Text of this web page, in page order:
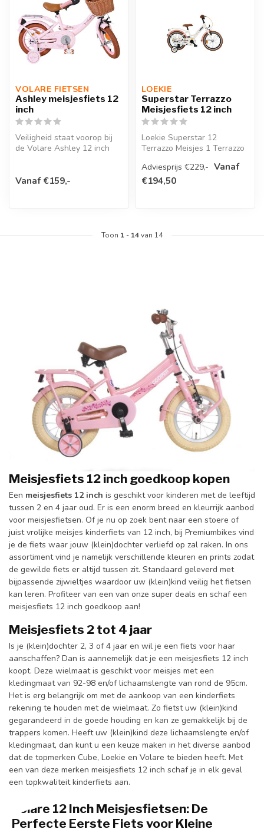
VOLARE FIETSEN
Ashley meisjesfiets 12
inch
Veiligheid staat voorop bij
de Volare Ashley 12 inch
Vanaf €159,-
LOEKIE
Superstar Terrazzo
Meisjesfiets 12 inch
Loekie Superstar 12
Terrazzo Meisjes 1 Terrazzo
Adviesprijs €229,- Vanaf
€194,50
Toon 1 - 14van 14
Meisjesfiets 12 inch goedkoop kopen
Een meisjesfiets 12 inch is geschikt voor kinderen met de leeftijd
tussen 2 en 4 jaar oud. Er is een enorm breed en kleurrijk aanbod
voor meisjesfietsen. Of je nu op zoek bent naar een stoere of
juist vrolijke meisjes kinderfiets van 12 inch, bij Premiumbikes vind
je de fiets waar jouw (klein)dochter verliefd op zal raken. In ons
assortiment vind je namelijk verschillende kleuren en prints zodat
de gewilde fiets er altijd tussen zit. Standaard geleverd met
bijpassende zijwieltjes waardoor uw (klein)kind veilig het fietsen
kan leren. Profiteer van een van onze super deals en schaf een
meisjesfiets 12 inch goedkoop aan!
Meisjesfiets 2 tot 4 jaar
Is je (klein)dochter 2, 3 of 4 jaar en wil je een fiets voor haar
aanschaffen? Dan is aannemelijk dat je een meisjesfiets 12 inch
koopt. Deze wielmaat is geschikt voor meisjes met een
kledingmaat van 92-98 en/of lichaamslengte van rond de 95cm.
Het is erg belangrijk om met de aankoop van een kinderfiets
rekening te houden met de wielmaat. Zo fietst uw (klein)kind
gegarandeerd in de goede houding en kan ze gemakkelijk bij de
trappers komen. Heeft uw (klein)kind deze lichaamslengte en/of
kledingmaat, dan kunt u een keuze maken in het diverse aanbod
dat de topmerken Cube, Loekie en Volare te bieden heeft. Met
een van deze merken meisjesfiets 12 inch schaf je in elk geval
een topkwaliteit kinderfiets aan.
Volare 12 Inch Meisjesfietsen: De
Perfecte Eerste Fiets voor Kleine